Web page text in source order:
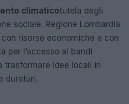
climaticotutela degli
sociale. Regione Lombardia
risorse economiche e con
per l’accesso ai bandi
trasformare idee locali in
duraturi.